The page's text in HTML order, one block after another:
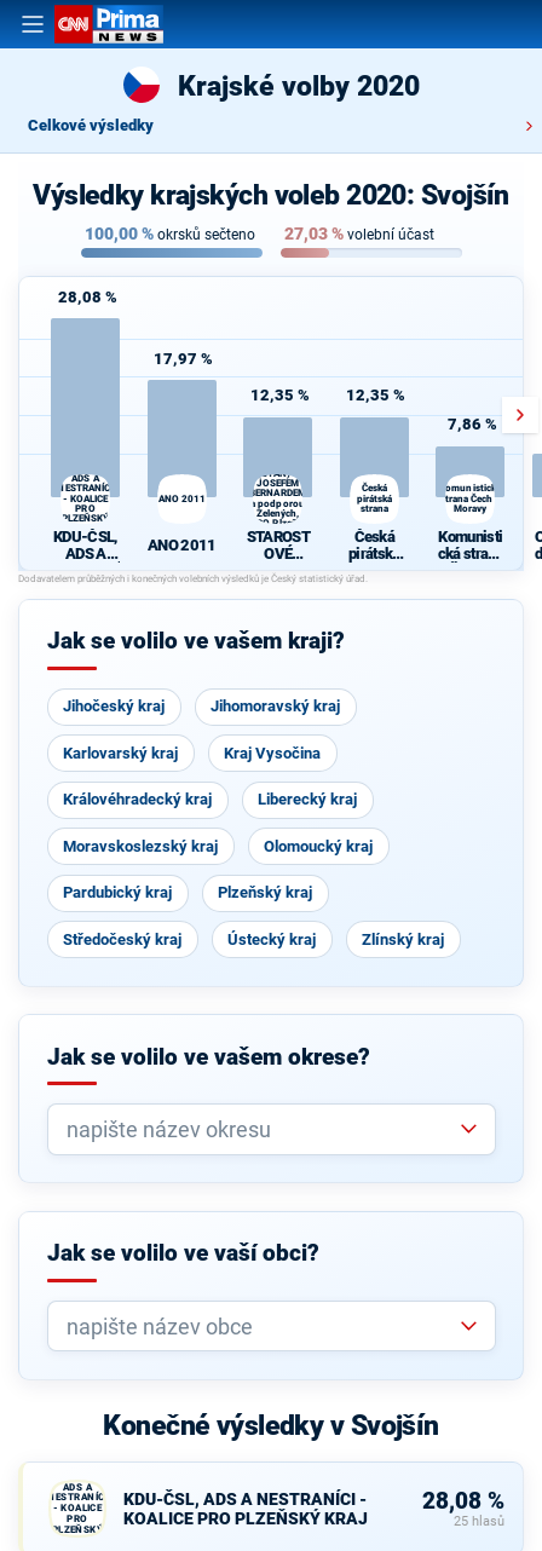
Krajské volby 2020
Celkové výsledky
Výsledky krajských voleb 2020: Svojšín
100,00% okrsků sečteno 27,03% volební účast
28,08 %
ADS A
NESTRANÍCI
- KOALICE
PRO
PLZEŇSKÝ
KRAJ
KDU-ČSL,
ADS A
NESTRANÍ
CI -
KOALICE
PLZEŇSK
17,97 %
ANO 2011
ANO 2011
12,35 %
(STAN) s
JOSEFEM
BERNARDEM
a podporou
Zelených,
PRO Plzeň a
Idealistů
STAROST
OVÉ
(STAN) s
JOSEFEM
BERNARD
podporou
a Idealistů
12,35 %
Česká
pirátská
strana
Česká
pirátská
strana
7,86 %
Komunistická
strana Čech a
Moravy
Komunisti
cká strana
Čech a
Jak se volilo ve vašem kraji?
Jihočeský kraj Jihomoravský kraj
Karlovarský kraj Kraj Vysočina
Královéhradecký kraj Liberecký kraj
Moravskoslezský kraj Olomoucký kraj
Pardubický kraj Plzeňský kraj
Středočeský kraj Ústecký kraj Zlínský kraj
Jak se volilo ve vašem okrese?
Jak se volilo ve vaší obci?
Konečné výsledky v Svojšín
ADS A
NESTRANÍCI
- KOALICE
PRO
PLZEŇSKÝ
KRAJ
KDU-ČSL, ADS A NESTRANÍCI -
KOALICE PRO PLZEŇSKÝ KRAJ
28,08 %
25 hlasů